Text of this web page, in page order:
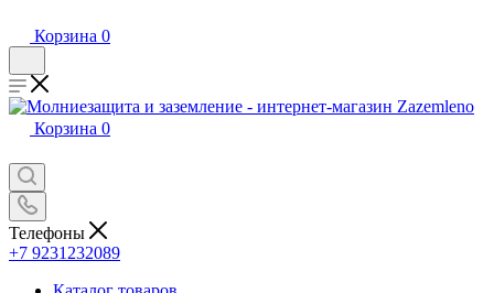
Корзина 0
Корзина 0
Телефоны
+7 9231232089